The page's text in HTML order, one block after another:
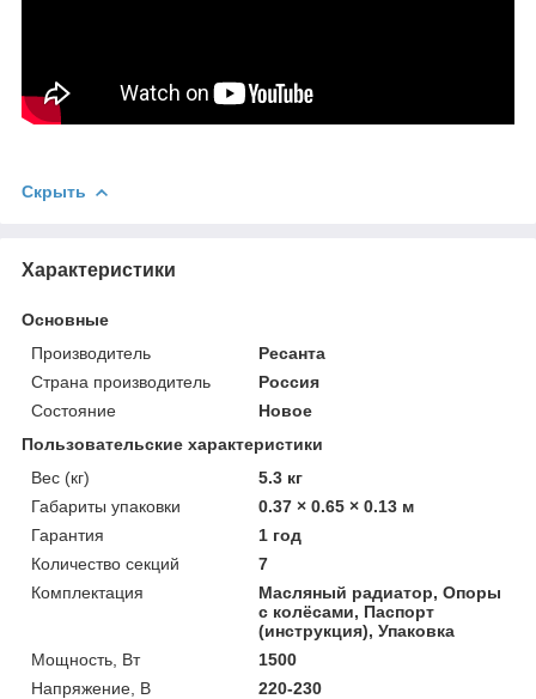
Скрыть
Характеристики
Основные
Производитель
Ресанта
Страна производитель
Россия
Состояние
Новое
Пользовательские характеристики
Вес (кг)
5.3 кг
Габариты упаковки
0.37 × 0.65 × 0.13 м
Гарантия
1 год
Количество секций
7
Комплектация
Масляный радиатор, Опоры
с колёсами, Паспорт
(инструкция), Упаковка
Мощность, Вт
1500
Напряжение, В
220-230